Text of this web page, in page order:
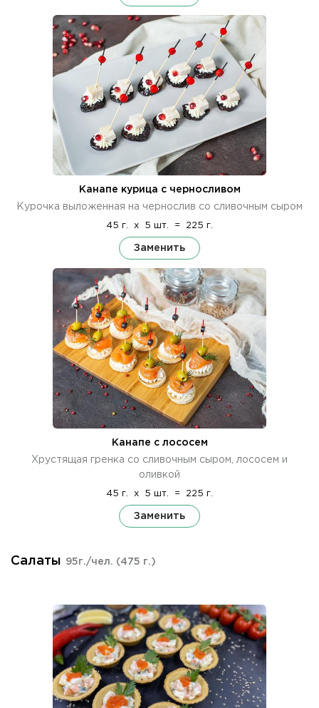
Канапе курица с черносливом
Курочка выложенная на чернослив со сливочным сыром
45 г. x 5 шт. = 225 г.
Заменить
Канапе с лососем
Хрустящая гренка со сливочным сыром, лососем и
оливкой
45 г. x 5 шт. = 225 г.
Заменить
Салаты 95г./чел. (475 г.)